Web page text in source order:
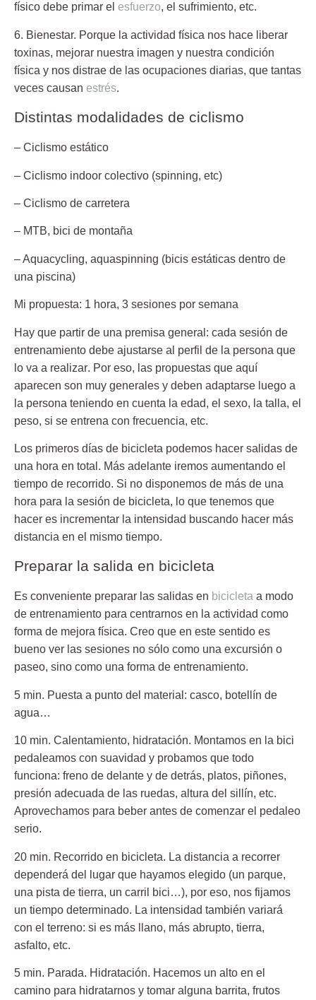
físico debe primar el esfuerzo, el sufrimiento, etc.
6. Bienestar. Porque la actividad física nos hace liberar
toxinas, mejorar nuestra imagen y nuestra condición
física y nos distrae de las ocupaciones diarias, que tantas
veces causan estrés.
Distintas modalidades de ciclismo
– Ciclismo estático
– Ciclismo indoor colectivo (spinning, etc)
– Ciclismo de carretera
– MTB, bici de montaña
– Aquacycling, aquaspinning (bicis estáticas dentro de
una piscina)
Mi propuesta: 1 hora, 3 sesiones por semana
Hay que partir de una premisa general: cada sesión de
entrenamiento debe ajustarse al perfil de la persona que
lo va a realizar. Por eso, las propuestas que aquí
aparecen son muy generales y deben adaptarse luego a
la persona teniendo en cuenta la edad, el sexo, la talla, el
peso, si se entrena con frecuencia, etc.
Los primeros días de bicicleta podemos hacer salidas de
una hora en total. Más adelante iremos aumentando el
tiempo de recorrido. Si no disponemos de más de una
hora para la sesión de bicicleta, lo que tenemos que
hacer es incrementar la intensidad buscando hacer más
distancia en el mismo tiempo.
Preparar la salida en bicicleta
Es conveniente preparar las salidas en bicicleta a modo
de entrenamiento para centrarnos en la actividad como
forma de mejora física. Creo que en este sentido es
bueno ver las sesiones no sólo como una excursión o
paseo, sino como una forma de entrenamiento.
5 min. Puesta a punto del material : casco, botellín de
agua…
10 min. Calentamiento, hidratación. Montamos en la bici
pedaleamos con suavidad y probamos que todo
funciona: freno de delante y de detrás, platos, piñones,
presión adecuada de las ruedas, altura del sillín, etc.
Aprovechamos para beber antes de comenzar el pedaleo
serio.
20 min. Recorrido en bicicleta. La distancia a recorrer
dependerá del lugar que hayamos elegido (un parque,
una pista de tierra, un carril bici…), por eso, nos fijamos
un tiempo determinado. La intensidad también variará
con el terreno: si es más llano, más abrupto, tierra,
asfalto, etc.
5 min. Parada. Hidratación. Hacemos un alto en el
camino para hidratarnos y tomar alguna barrita, frutos